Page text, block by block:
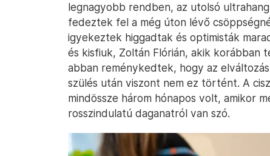
legnagyobb rendben, az utolsó
fedeztek fel a még úton lévő
igyekeztek higgadtak és optimisták
és kisfiuk, Zoltán Flórián, akik korábban
abban reménykedtek, hogy az
szülés után viszont nem ez történt. A
mindössze három hónapos volt, amikor
rosszindulatú daganatról van szó.